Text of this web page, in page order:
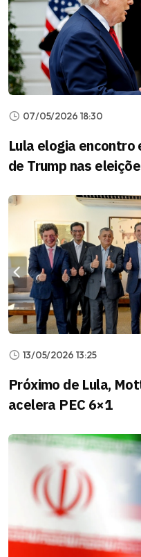
07/05/2026 18:30
Lula elogia
de Trump nas
13/05/2026 13:25
Próximo de Lula,
acelera PEC 6×1